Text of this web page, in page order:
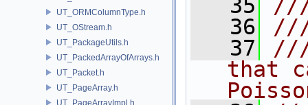
UT_ORMColumnType.h
UT_OStream.h
UT_PackageUtils.h
UT_PackedArrayOfArrays.h
UT_Packet.h
UT_PageArray.h
UT_PageArrayImpl.h
   35
   36
///
   37
///
that